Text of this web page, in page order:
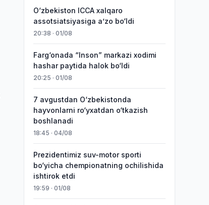
O‘zbekiston ICCA xalqaro
assotsiatsiyasiga aʼzo bo‘ldi
20:38 · 01/08
Farg‘onada “Inson” markazi xodimi
hashar paytida halok bo‘ldi
20:25 · 01/08
7 avgustdan O‘zbekistonda
hayvonlarni ro‘yxatdan o‘tkazish
boshlanadi
18:45 · 04/08
Prezidentimiz suv-motor sporti
bo‘yicha chempionatning ochilishida
ishtirok etdi
19:59 · 01/08